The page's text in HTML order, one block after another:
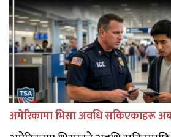
अमेरिकामा भिसा अवधि सकिएकाहरू